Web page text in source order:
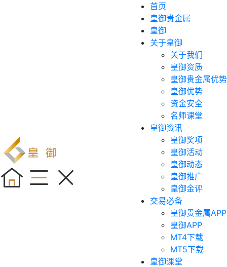
首页
皇御贵金属
皇御
关于皇御
关于我们
皇御资质
皇御贵金属优势
皇御优势
资金安全
名师课堂
皇御资讯
皇御奖项
皇御活动
皇御动态
皇御推广
皇御金评
交易必备
皇御贵金属APP
皇御APP
MT4下载
MT5下载
皇御课堂